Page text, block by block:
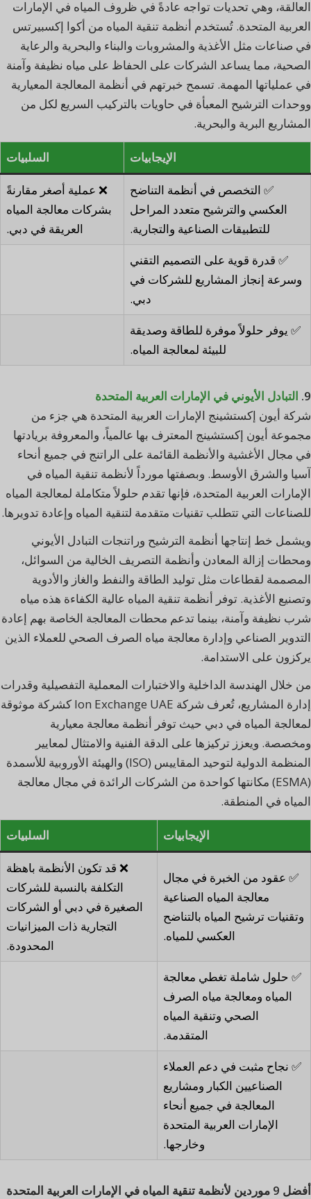
العالقة، وهي تحديات تواجه عادةً في ظروف المياه في الإمارات
العربية المتحدة. تُستخدم أنظمة تنقية المياه من أكوا إكسبيرتس
في صناعات مثل الأغذية والمشروبات والبناء والبحرية والرعاية
الصحية، مما يساعد الشركات على الحفاظ على مياه نظيفة وآمنة
في عملياتها المهمة. تسمح خبرتهم في أنظمة المعالجة المعيارية
ووحدات الترشيح المعبأة في حاويات بالتركيب السريع لكل من
المشاريع البرية والبحرية.
الإيجابيات السلبيات
✅ التخصص في أنظمة التناضح
العكسي والترشيح متعدد المراحل
للتطبيقات الصناعية والتجارية.
❌ عملية أصغر مقارنةً
بشركات معالجة المياه
العريقة في دبي.
✅ قدرة قوية على التصميم التقني
وسرعة إنجاز المشاريع للشركات في
دبي.
✅ يوفر حلولاً موفرة للطاقة وصديقة
للبيئة لمعالجة المياه.
9. التبادل الأيوني في الإمارات العربية المتحدة
شركة أيون إكستشينج الإمارات العربية المتحدة هي جزء من
مجموعة أيون إكستشينج المعترف بها عالمياً، والمعروفة بريادتها
في مجال الأغشية والأنظمة القائمة على الراتنج في جميع أنحاء
آسيا والشرق الأوسط. وبصفتها مورداً لأنظمة تنقية المياه في
الإمارات العربية المتحدة، فإنها تقدم حلولاً متكاملة لمعالجة المياه
للصناعات التي تتطلب تقنيات متقدمة لتنقية المياه وإعادة تدويرها.
ويشمل خط إنتاجها أنظمة الترشيح وراتنجات التبادل الأيوني
ومحطات إزالة المعادن وأنظمة التصريف الخالية من السوائل،
المصممة لقطاعات مثل توليد الطاقة والنفط والغاز والأدوية
وتصنيع الأغذية. توفر أنظمة تنقية المياه عالية الكفاءة هذه مياه
شرب نظيفة وآمنة، بينما تدعم محطات المعالجة الخاصة بهم إعادة
التدوير الصناعي وإدارة معالجة مياه الصرف الصحي للعملاء الذين
يركزون على الاستدامة.
من خلال الهندسة الداخلية والاختبارات المعملية التفصيلية وقدرات
إدارة المشاريع، تُعرف شركة Ion Exchange UAE كشركة موثوقة
لمعالجة المياه في دبي حيث توفر أنظمة معالجة معيارية
ومخصصة. ويعزز تركيزها على الدقة الفنية والامتثال لمعايير
المنظمة الدولية لتوحيد المقاييس (ISO) والهيئة الأوروبية للأسمدة
(ESMA) مكانتها كواحدة من الشركات الرائدة في مجال معالجة
المياه في المنطقة.
الإيجابيات السلبيات
✅ عقود من الخبرة في مجال
معالجة المياه الصناعية
وتقنيات ترشيح المياه بالتناضح
العكسي للمياه.
❌ قد تكون الأنظمة باهظة
التكلفة بالنسبة للشركات
الصغيرة في دبي أو الشركات
التجارية ذات الميزانيات
المحدودة.
✅ حلول شاملة تغطي معالجة
المياه ومعالجة مياه الصرف
الصحي وتنقية المياه
المتقدمة.
✅ نجاح مثبت في دعم العملاء
الصناعيين الكبار ومشاريع
المعالجة في جميع أنحاء
الإمارات العربية المتحدة
وخارجها.
أفضل 9 موردين لأنظمة تنقية المياه في الإمارات العربية المتحدة